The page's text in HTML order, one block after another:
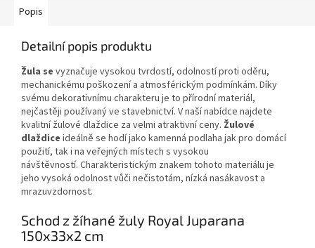
Popis
Detailní popis produktu
Žula se vyznačuje vysokou tvrdostí, odolností proti oděru,
mechanickému poškození a atmosférickým podmínkám. Díky
svému dekorativnímu charakteru je to přírodní materiál,
nejčastěji používaný ve stavebnictví. V naší nabídce najdete
kvalitní žulové dlaždice za velmi atraktivní ceny. Žulové
dlaždice ideálně se hodí jako kamenná podlaha jak pro domácí
použití, tak i na veřejných místech s vysokou
návštěvností. Charakteristickým znakem tohoto materiálu je
jeho vysoká odolnost vůči nečistotám, nízká nasákavost a
mrazuvzdornost.
Schod z žíhané žuly Royal Juparana
150x33x2 cm